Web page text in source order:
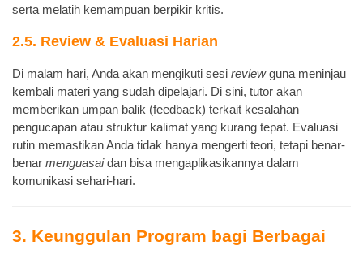
serta melatih kemampuan berpikir kritis.
2.5. Review & Evaluasi Harian
Di malam hari, Anda akan mengikuti sesi reviewguna meninjau
kembali materi yang sudah dipelajari. Di sini, tutor akan
memberikan umpan balik (feedback) terkait kesalahan
pengucapan atau struktur kalimat yang kurang tepat. Evaluasi
rutin memastikan Anda tidak hanya mengerti teori, tetapi benar-
benar menguasaidan bisa mengaplikasikannya dalam
komunikasi sehari-hari.
3. Keunggulan Program bagi Berbagai